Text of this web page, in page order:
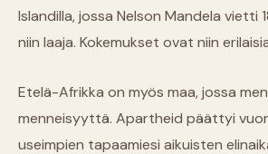
Islandilla, jossa Nelson Mandela vietti
niin laaja. Kokemukset ovat niin
Etelä-Afrikka on myös maa, jossa
menneisyyttä. Apartheid päättyi
useimpien tapaamiesi aikuisten